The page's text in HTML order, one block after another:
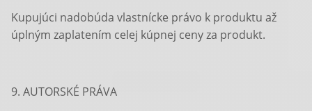
Kupujúci nadobúda vlastnícke právo k produktu až
úplným zaplatením celej kúpnej ceny za produkt.
9. AUTORSKÉ PRÁVA